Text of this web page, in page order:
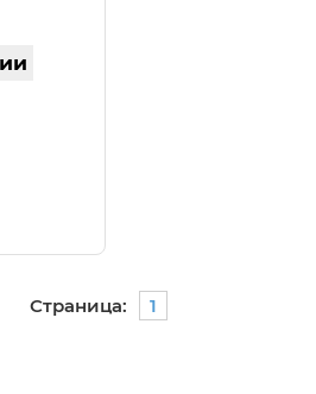
Страница: 1